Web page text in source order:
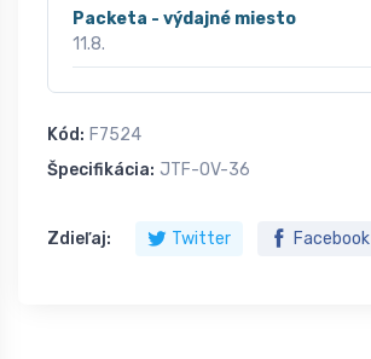
Packeta - výdajné miesto
11.8.
Kód: F7524
Špecifikácia: JTF-OV-36
Zdieľaj: Twitter Facebook